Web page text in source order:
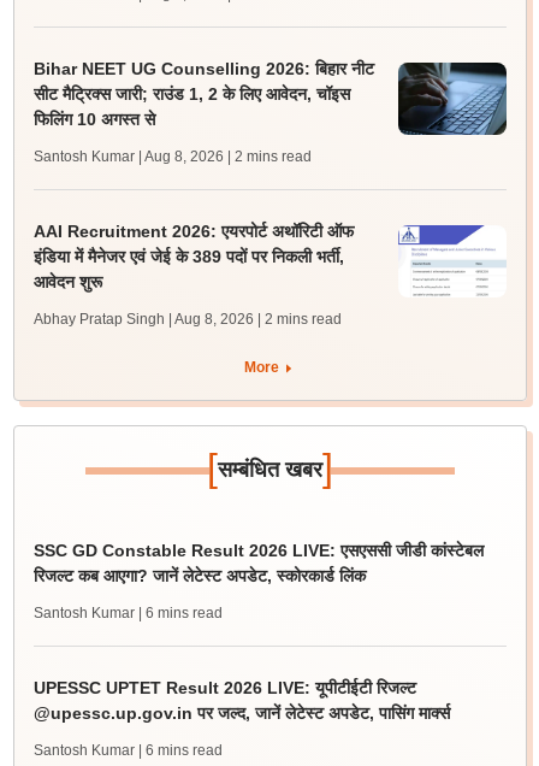
Bihar NEET UG Counselling 2026: बिहार नीट
सीट मैट्रिक्स जारी; राउंड 1, 2 के लिए आवेदन, चॉइस
फिलिंग 10 अगस्त से
Santosh Kumar | Aug 8, 2026 | 2 mins read
AAI Recruitment 2026: एयरपोर्ट अथॉरिटी ऑफ
इंडिया में मैनेजर एवं जेई के 389 पदों पर निकली भर्ती,
आवेदन शुरू
Abhay Pratap Singh | Aug 8, 2026 | 2 mins read
More
[सम्बंधित खबर]
SSC GD Constable Result 2026 LIVE: एसएससी जीडी कांस्टेबल
रिजल्ट कब आएगा? जानें लेटेस्ट अपडेट, स्कोरकार्ड लिंक
Santosh Kumar | 6 mins read
UPESSC UPTET Result 2026 LIVE: यूपीटीईटी रिजल्ट
@upessc.up.gov.in पर जल्द, जानें लेटेस्ट अपडेट, पासिंग मार्क्स
Santosh Kumar | 6 mins read